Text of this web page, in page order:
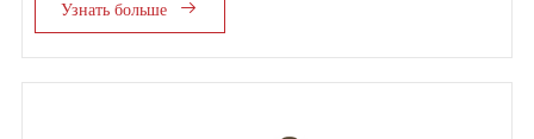
Узнать больше 